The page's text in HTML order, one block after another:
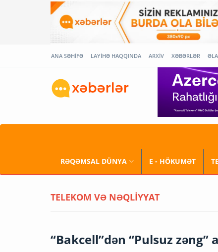
ANA SƏHİFƏ LAYİHƏ HAQQINDA ARXİV XƏBƏRLƏR
RƏQƏMSAL DÜNYA E - HÖKUMƏT
TELEKOM VƏ NƏQLİYYAT
“Bakcell”dən “Pulsuz zəng”